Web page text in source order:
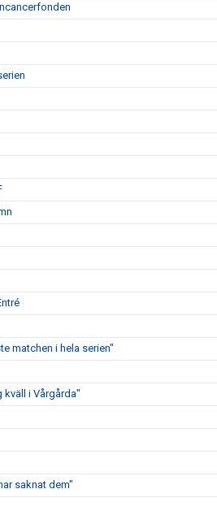
matchen i hela serien"
kväll i Vårgårda"
saknat dem"